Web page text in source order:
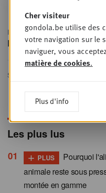
IN THIS ARTICLE
Digital
SHARE THIS ARTICLE
Les plus lus
+ PLUS
Pourquoi
animale reste sous
montée en gamme
Cher visiteur
gondola.be utilise des
votre navigation sur le
naviguer, vous
matière de cookies.
Plus d'info